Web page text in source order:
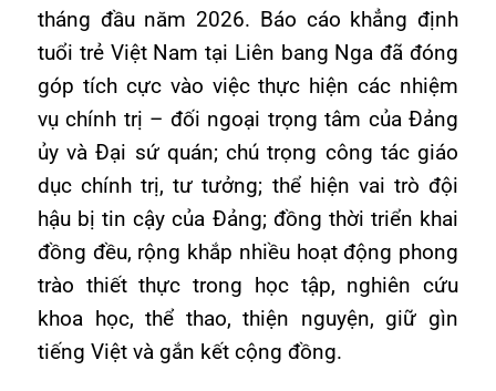
tháng đầu năm 2026. Báo cáo khẳng định
tuổi trẻ Việt Nam tại Liên bang Nga đã đóng
góp tích cực vào việc thực hiện các nhiệm
vụ chính trị – đối ngoại trọng tâm của Đảng
ủy và Đại sứ quán; chú trọng công tác giáo
dục chính trị, tư tưởng; thể hiện vai trò đội
hậu bị tin cậy của Đảng; đồng thời triển khai
đồng đều, rộng khắp nhiều hoạt động phong
trào thiết thực trong học tập, nghiên cứu
khoa học, thể thao, thiện nguyện, giữ gìn
tiếng Việt và gắn kết cộng đồng.